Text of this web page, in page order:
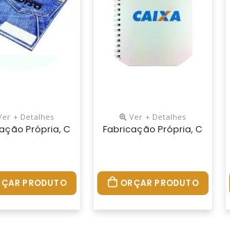
15x21,18x25 E 21x28 Cm. Capa Impressa
Do Seu Jeito.tamanhos 15x21,18x25
+ Detalhes
Própria, Cadernos Personalizados Do Seu
PRODUTO
Ver + Detalhes
Fabricação Própria,
ORÇAR PRODUTO